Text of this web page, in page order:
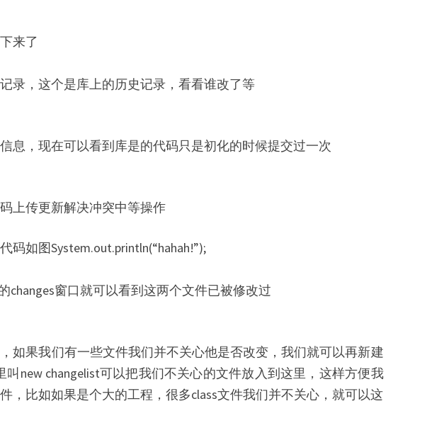
来了
录，这个是库上的历史记录，看看谁改了等
息，现在可以看到库是的代码只是初化的时候提交过一次
上传更新解决冲突中等操作
码如图System.out.println(“hahah!”);
changes窗口就可以看到这两个文件已被修改过
如果我们有一些文件我们并不关心他是否改变，我们就可以再新建
叫new changelist可以把我们不关心的文件放入到这里，这样方便我
，比如如果是个大的工程，很多class文件我们并不关心，就可以这